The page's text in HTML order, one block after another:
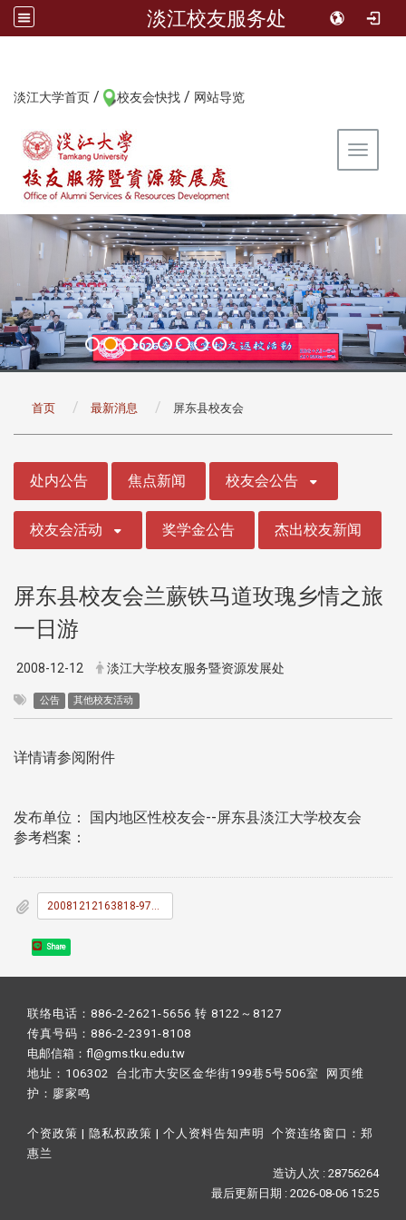
淡江校友服务处
淡江大学首页 / 校友会快找 / 网站导览
Toggle
首页 最新消息 屏东县校友会
处内公告 焦点新闻 校友会公告
校友会活动 奖学金公告 杰出校友新闻
屏东县校友会兰蕨铁马道玫瑰乡情之旅
一日游
2008-12-12 淡江大学校友服务暨资源发展处
公告 其他校友活动
详情请参阅附件
发布单位： 国内地区性校友会--屏东县淡江大学校友会
参考档案：
20081212163818-971213_E5_B1_8F_E6_9D_B1_E7_B8_A3_E8_98_AD_E8_95_A8_E9_90_B5_E9_A6_AC_E9_81_93_E7_8E_AB_E7_91_B0_E9_84_89_E6_83_85_E4_B9_8B_E6_97_85_E4_B8_80_E6_97_A5_E9_81_8A.doc
Share
联络电话：886-2-2621-5656 转 8122～8127
传真号码：886-2-2391-8108
电邮信箱：fl@gms.tku.edu.tw
地址：106302 台北市大安区金华街199巷5号506室 网页维
护： 廖家鸣​
个资政策 | 隐私权政策 | 个人资料告知声明 个资连络窗口： 郑
惠兰
造访人次 : 28756264
最后更新日期 :2026-08-06 15:25